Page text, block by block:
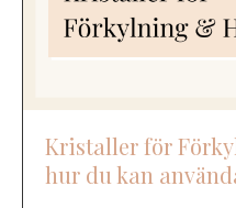
Kristaller för
hur du kan